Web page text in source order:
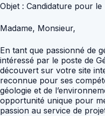
Objet : Candidature pour
Madame, Monsieur,
En tant que passionné de
intéressé par le poste de
découvert sur votre site
reconnue pour ses
géologie et de
opportunité unique pour
passion au service de